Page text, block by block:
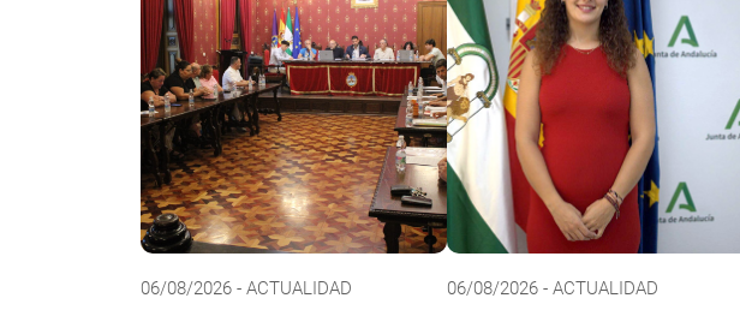
06/08/2026 - ACTUALIDAD 06/08/2026 - ACTUALIDAD